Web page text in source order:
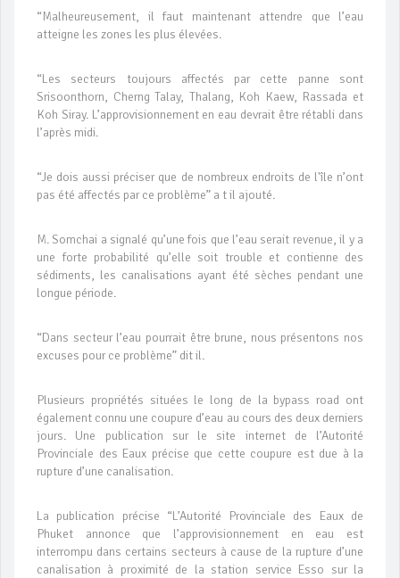
“Malheureusement, il faut maintenant attendre que l’eau
atteigne les zones les plus élevées.
“Les secteurs toujours affectés par cette panne sont
Srisoonthorn, Cherng Talay, Thalang, Koh Kaew, Rassada et
Koh Siray. L’approvisionnement en eau devrait être rétabli dans
l’après midi.
“Je dois aussi préciser que de nombreux endroits de l'île n’ont
pas été affectés par ce problème” a t il ajouté.
M. Somchai a signalé qu’une fois que l’eau serait revenue, il y a
une forte probabilité qu’elle soit trouble et contienne des
sédiments, les canalisations ayant été sèches pendant une
longue période.
“Dans secteur l’eau pourrait être brune, nous présentons nos
excuses pour ce problème” dit il.
Plusieurs propriétés situées le long de la bypass road ont
également connu une coupure d’eau au cours des deux derniers
jours. Une publication sur le site internet de l’Autorité
Provinciale des Eaux précise que cette coupure est due à la
rupture d’une canalisation.
La publication précise “L’Autorité Provinciale des Eaux de
Phuket annonce que l’approvisionnement en eau est
interrompu dans certains secteurs à cause de la rupture d’une
canalisation à proximité de la station service Esso sur la